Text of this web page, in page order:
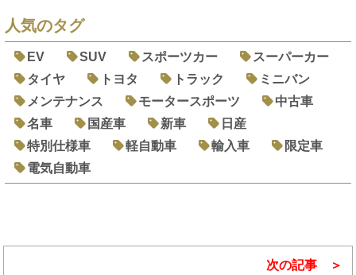
人気のタグ
EV SUV スポーツカー
スーパーカー
タイヤ
トヨタ トラック
ミニバン
メンテナンス
モータースポーツ
中古車
名車
国産車 新車
日産
特別仕様車
軽自動車 輸入車
限定車
電気自動車
次の記事